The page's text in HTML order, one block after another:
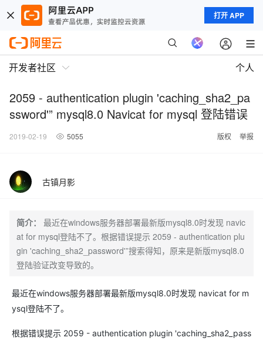
打开 APP
开发者社区 个人
2059 - authentication plugin 'caching_sha2_pa
ssword'” mysql8.0 Navicat for mysql 登陆错误
2019-02-19 5055 版权 举报
古镇月影
简介：
最近在windows服务器部署最新版mysql8.0时发现 navic
at for mysql登陆不了。根据错误提示 2059 - authentication plu
gin 'caching_sha2_password'”搜索得知，原来是新版mysql8.0
登陆验证改变导致的。
最近在windows服务器部署最新版mysql8.0时发现 navicat for m
ysql登陆不了。
根据错误提示 2059 - authentication plugin 'caching_sha2_pass